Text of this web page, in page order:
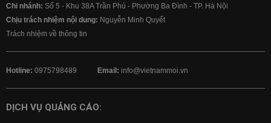
Chi nhánh: Số 5 - Khu 38A Trần Phú - Phường Ba Đình - TP. Hà Nội
Chịu trách nhiệm nội dung: Nguyễn Minh Quyết
Trách nhiệm về thông tin
Hotline: 0975798489 Email: info@vietnammoi.vn
DỊCH VỤ QUẢNG CÁO: